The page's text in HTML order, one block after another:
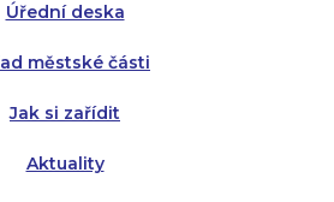
Úřední deska
městské části
Jak si zařídit
Aktuality